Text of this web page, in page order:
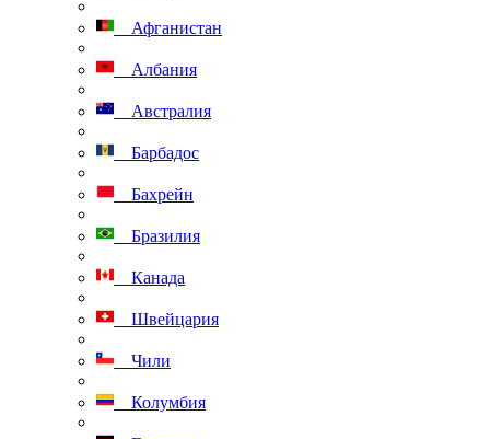
Афганистан
Албания
Австралия
Барбадос
Бахрейн
Бразилия
Канада
Швейцария
Чили
Колумбия